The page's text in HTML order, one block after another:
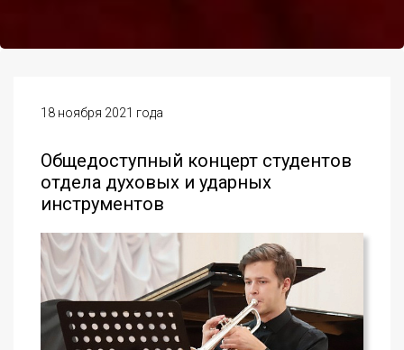
18 ноября 2021 года
Общедоступный концерт студентов
отдела духовых и ударных
инструментов